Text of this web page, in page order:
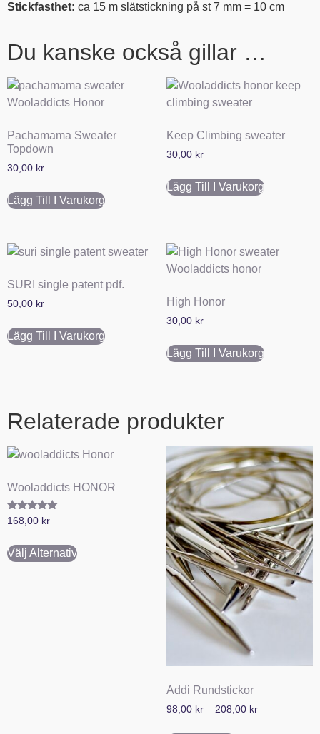
Stickfasthet: ca 15 m slätstickning på st 7 mm = 10 cm
Du kanske också gillar …
Pachamama Sweater
Topdown
30,00 kr
Lägg Till I Varukorg
Keep Climbing sweater
30,00 kr
Lägg Till I Varukorg
SURI single patent pdf.
50,00 kr
Lägg Till I Varukorg
High Honor
30,00 kr
Lägg Till I Varukorg
Relaterade produkter
Wooladdicts HONOR
Betygsatt
168,00 kr
Välj Alternativ
Addi Rundstickor
98,00 kr – 208,00 kr